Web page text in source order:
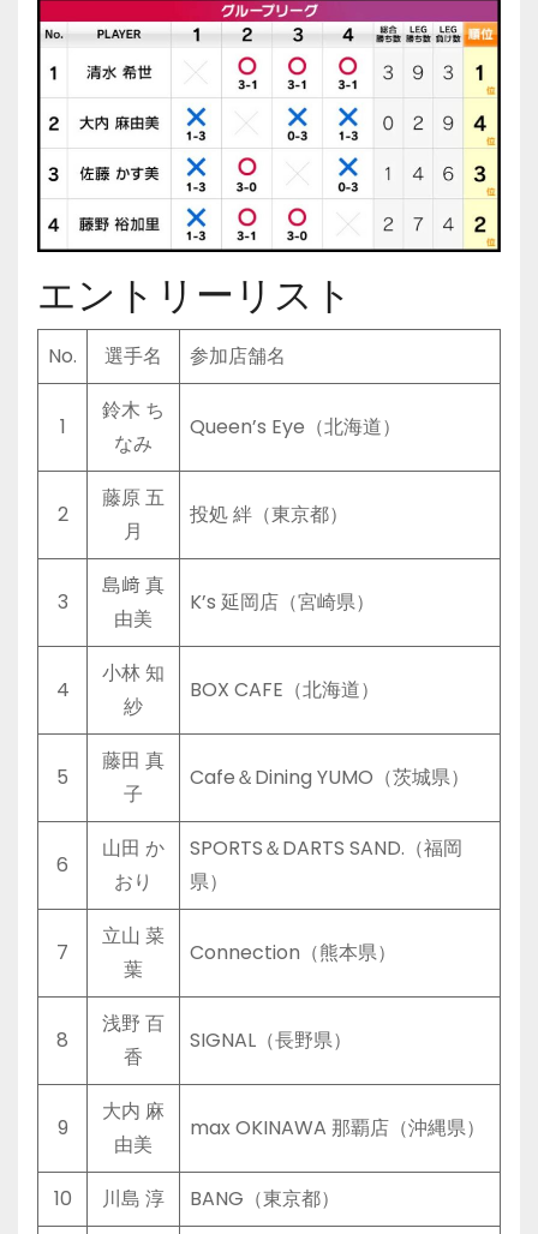
エントリーリスト
No. 選手名 参加店舗名
1
鈴木 ち
なみ
Queen’s Eye（北海道）
2
藤原 五
月
投処 絆（東京都）
3
島﨑 真
由美
K’s 延岡店（宮崎県）
4
小林 知
紗
BOX CAFE（北海道）
5
藤田 真
子
Cafe＆Dining YUMO（茨城県）
6
山田 か
おり
SPORTS＆DARTS SAND.（福岡
県）
7
立山 菜
葉
Connection（熊本県）
8
浅野 百
香
SIGNAL（長野県）
9
大内 麻
由美
max OKINAWA 那覇店（沖縄県）
10 川島 淳 BANG（東京都）